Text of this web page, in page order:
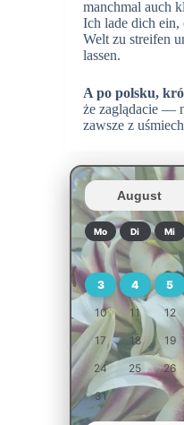
manchmal auch
Ich lade dich ein,
Welt zu streifen
lassen.
A po polsku,
że zaglądacie —
zawsze z
Mo Di Mi
3 4 5
10 11 12
17 18 19
24 25 26
31